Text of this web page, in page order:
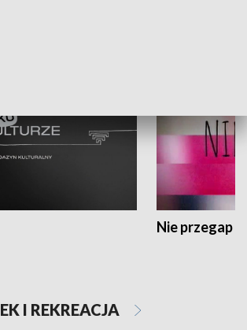
Nie przegap
I REKREACJA